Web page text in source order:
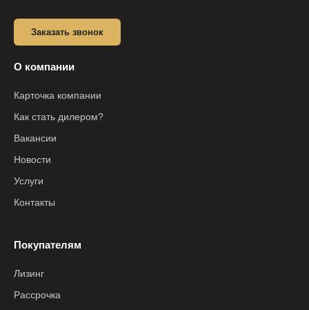
Заказать звонок
О компании
Карточка компании
Как стать дилером?
Вакансии
Новости
Услуги
Контакты
Покупателям
Лизинг
Рассрочка